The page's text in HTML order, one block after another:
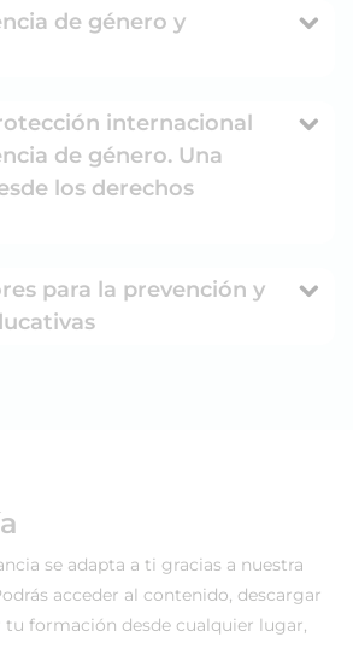
de género y
internacional
de género. Una
los derechos
para la prevención y
se adapta a ti gracias a nuestra
acceder al contenido, descargar
tu formación desde cualquier lugar,